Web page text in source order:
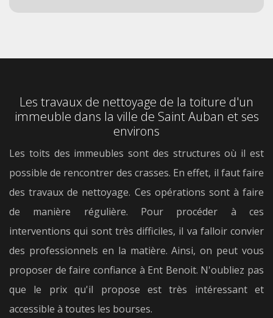
Les travaux de nettoyage de la toiture d'un
immeuble dans la ville de Saint Auban et ses
environs
Les toits des immeubles sont des structures où il est
possible de rencontrer des crasses. En effet, il faut faire
des travaux de nettoyage. Ces opérations sont à faire
de manière régulière. Pour procéder à ces
interventions qui sont très difficiles, il va falloir convier
des professionnels en la matière. Ainsi, on peut vous
proposer de faire confiance à Ent Benoit. N'oubliez pas
que le prix qu'il propose est très intéressant et
accessible à toutes les bourses.